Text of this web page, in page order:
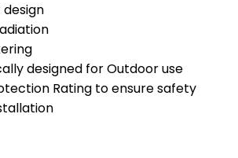
design
designed for Outdoor use
Rating to ensure safety